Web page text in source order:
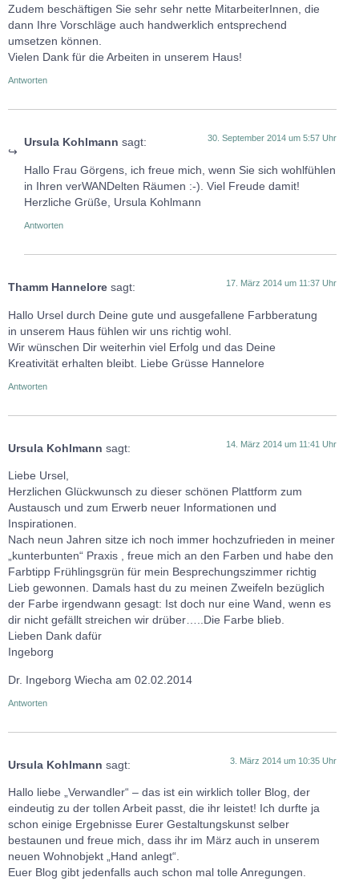
Zudem beschäftigen Sie sehr sehr nette MitarbeiterInnen, die
dann Ihre Vorschläge auch handwerklich entsprechend
umsetzen können.
Vielen Dank für die Arbeiten in unserem Haus!
Antworten
Ursula Kohlmann sagt: 30. September 2014 um 5:57 Uhr
Hallo Frau Görgens, ich freue mich, wenn Sie sich wohlfühlen
in Ihren verWANDelten Räumen :-). Viel Freude damit!
Herzliche Grüße, Ursula Kohlmann
Antworten
Thamm Hannelore sagt: 17. März 2014 um 11:37 Uhr
Hallo Ursel durch Deine gute und ausgefallene Farbberatung
in unserem Haus fühlen wir uns richtig wohl.
Wir wünschen Dir weiterhin viel Erfolg und das Deine
Kreativität erhalten bleibt. Liebe Grüsse Hannelore
Antworten
Ursula Kohlmann sagt: 14. März 2014 um 11:41 Uhr
Liebe Ursel,
Herzlichen Glückwunsch zu dieser schönen Plattform zum
Austausch und zum Erwerb neuer Informationen und
Inspirationen.
Nach neun Jahren sitze ich noch immer hochzufrieden in meiner
„kunterbunten“ Praxis , freue mich an den Farben und habe den
Farbtipp Frühlingsgrün für mein Besprechungszimmer richtig
Lieb gewonnen. Damals hast du zu meinen Zweifeln bezüglich
der Farbe irgendwann gesagt: Ist doch nur eine Wand, wenn es
dir nicht gefällt streichen wir drüber…..Die Farbe blieb.
Lieben Dank dafür
Ingeborg
Dr. Ingeborg Wiecha am 02.02.2014
Antworten
Ursula Kohlmann sagt: 3. März 2014 um 10:35 Uhr
Hallo liebe „Verwandler“ – das ist ein wirklich toller Blog, der
eindeutig zu der tollen Arbeit passt, die ihr leistet! Ich durfte ja
schon einige Ergebnisse Eurer Gestaltungskunst selber
bestaunen und freue mich, dass ihr im März auch in unserem
neuen Wohnobjekt „Hand anlegt“.
Euer Blog gibt jedenfalls auch schon mal tolle Anregungen.